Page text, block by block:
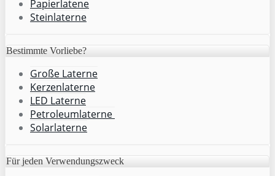
Papierlatene
Steinlaterne
Bestimmte Vorliebe?
Große Laterne
Kerzenlaterne
LED Laterne
Petroleumlaterne
Solarlaterne
Für jeden Verwendungszweck